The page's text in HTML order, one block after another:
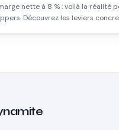
nette à 8 % : voilà la réalité
Découvrez les leviers